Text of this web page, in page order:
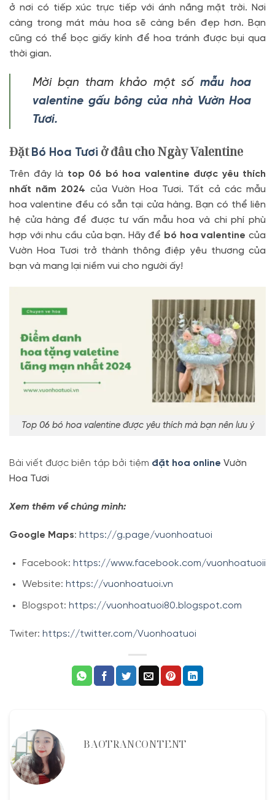
ở nơi có tiếp xúc trực tiếp với ánh nắng mặt trời. Nơi
càng trong mát màu hoa sẽ càng bền đẹp hơn. Bạn
cũng có thể bọc giấy kính để hoa tránh được bụi qua
thời gian.
Mời bạn tham khảo một số mẫu hoa
valentine gấu bông của nhà Vườn Hoa
Tươi.
Đặt Bó Hoa Tươi ở đâu cho Ngày Valentine
Trên đây là top 06 bó hoa valentine được yêu thích
nhất năm 2024 của Vườn Hoa Tươi. Tất cả các mẫu
hoa valentine đều có sẵn tại cửa hàng. Bạn có thể liên
hệ cửa hàng để được tư vấn mẫu hoa và chi phí phù
hợp với nhu cầu của bạn. Hãy để bó hoa valentine của
Vườn Hoa Tươi trở thành thông điệp yêu thương của
bạn và mang lại niềm vui cho người ấy!
Top 06 bó hoa valentine được yêu thích mà bạn nên lưu ý
Bài viết được biên tập bởi tiệm đặt hoa online Vườn
Hoa Tươi
Xem thêm về chúng mình:
Google Maps: https://g.page/vuonhoatuoi
Facebook: https://www.facebook.com/vuonhoatuoii
Website: https://vuonhoatuoi.vn
Blogspot: https://vuonhoatuoi80.blogspot.com
Twiter: https://twitter.com/Vuonhoatuoi
BAOTRANCONTENT